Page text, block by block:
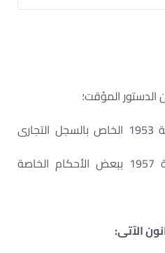
وعلى القانون رقم 219 لسنة 1953 الخاص بالسجل التجارى
وعلى القانون رقم 24 لسنة 1957 ببعض الأحكام الخاصة
الآتى: